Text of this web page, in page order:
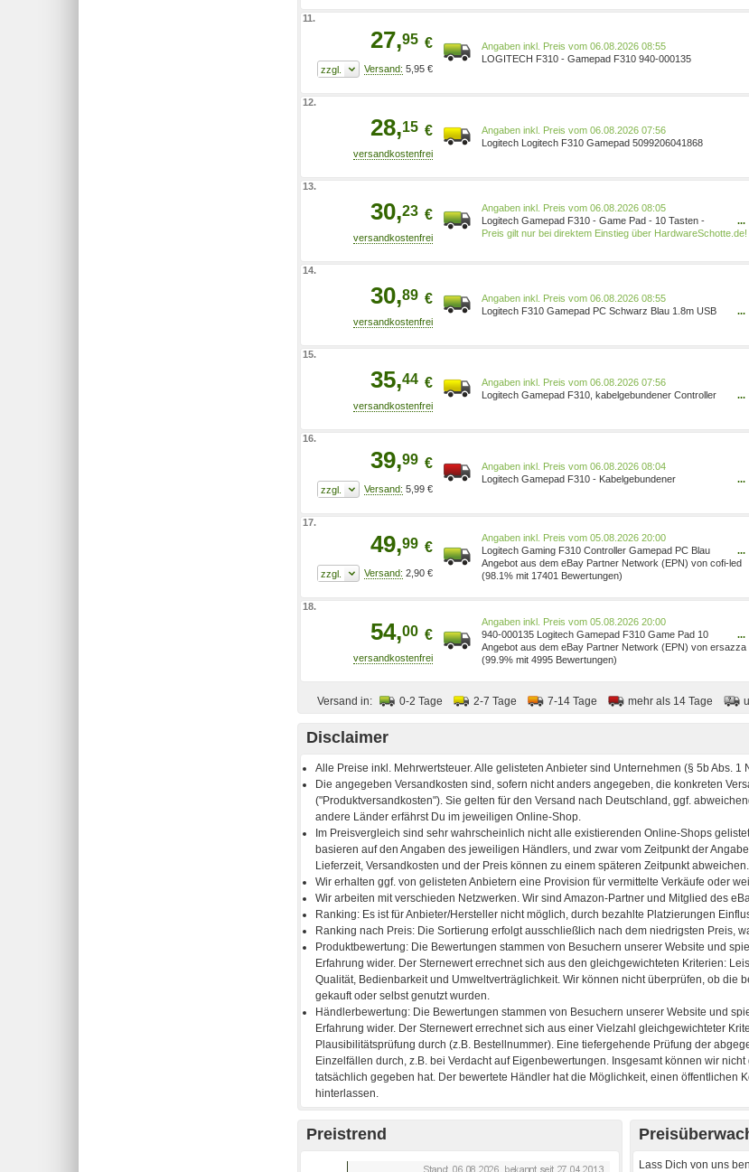
11.
27,95 €
5,95 €
Preis vom 06.08.2026 08:55
LOGITECH F310 - Gamepad F310 940-000135
12.
28,15 €
Preis vom 06.08.2026 07:56
Logitech Logitech F310 Gamepad 5099206041868
13.
30,23 €
Preis vom 06.08.2026 08:05
Logitech Gamepad F310 - Game Pad - 10 Tasten -
kabelgebunden - für PC (940-000135)
...
Preis gilt nur bei direktem Einstieg über HardwareSchotte.de!
14.
30,89 €
Preis vom 06.08.2026 08:55
Logitech F310 Gamepad PC Schwarz Blau 1.8m USB
...
15.
35,44 €
Preis vom 06.08.2026 07:56
Logitech Gamepad F310, kabelgebundener Controller
...
16.
39,99 €
5,99 €
Preis vom 06.08.2026 08:04
Logitech Gamepad F310 - Kabelgebundener
...
17.
49,99 €
2,90 €
Preis vom 05.08.2026 20:00
Logitech Gaming F310 Controller Gamepad PC Blau
Grau 5902429900518
...
Angebot aus dem eBay Partner Network (EPN) von cofi-led
(98.1% mit 17401 Bewertungen)
18.
54,00 €
Preis vom 05.08.2026 20:00
940-000135 Logitech Gamepad F310 Game Pad 10
Tasten ~D~ 940000135
...
Angebot aus dem eBay Partner Network (EPN) von ersazza
(99.9% mit 4995 Bewertungen)
Versand in: 0-2 Tage 2-7 Tage 7-14 Tage mehr als 14 Tage
Disclaimer
Preistrend
Lass Dich von uns